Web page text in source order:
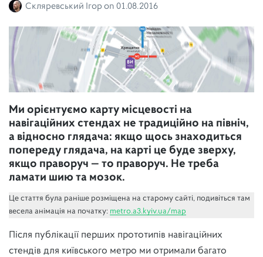
Скляревський Ігор on 01.08.2016
Ми орієнтуємо карту місцевості на
навігаційних стендах не традиційно на північ,
а відносно глядача: якщо щось знаходиться
попереду глядача, на карті це буде зверху,
якщо праворуч — то праворуч. Не треба
ламати шию та мозок.
Це стаття була раніше розміщена на старому сайті, подивіться там
весела анімація на початку: metro.a3.kyiv.ua/map
Після публікації перших прототипів навігаційних
стендів для київського метро ми отримали багато